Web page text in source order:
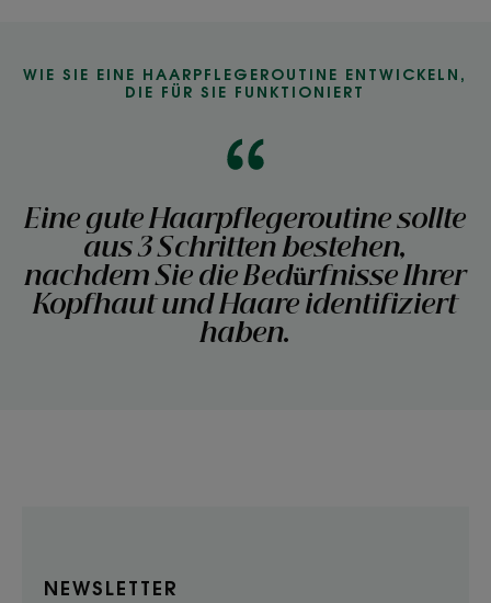
WIE SIE EINE HAARPFLEGEROUTINE ENTWICKELN,
DIE FÜR SIE FUNKTIONIERT
Eine gute Haarpflegeroutine sollte
aus 3 Schritten bestehen,
nachdem Sie die Bedürfnisse Ihrer
Kopfhaut und Haare identifiziert
haben.
NEWSLETTER